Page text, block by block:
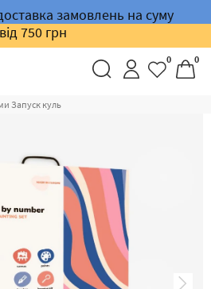
замовлень на суму
від 750 грн
0 0
Запуск куль